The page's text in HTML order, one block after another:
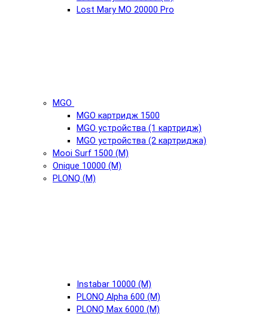
Lost Mary MO 20000 Pro
MGO
MGO картридж 1500
MGO устройства (1 картридж)
MGO устройства (2 картриджа)
Mooi Surf 1500 (М)
Onique 10000 (М)
PLONQ (М)
Instabar 10000 (М)
PLONQ Alpha 600 (М)
PLONQ Max 6000 (М)